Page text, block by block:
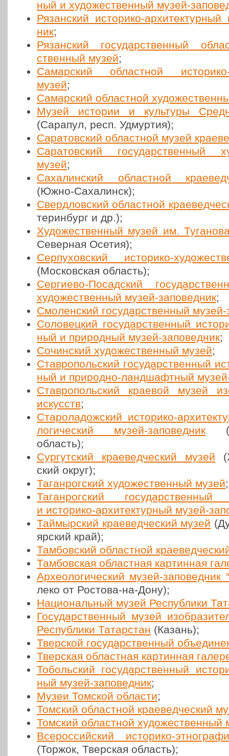
ный и худо­же­ствен­ный музей-
Рязан­ский исто­ри­ко-
ник;
Рязан­ский госу­дар­ствен­ный
ствен­ный музей;
Самар­ский област­ной исто­ри­ко-
музей;
Самар­ский област­ной
Музей истории и куль­ту­ры
(Сарапул, респ. Удмуртия);
Сара­тов­ский област­ной музей
Сара­тов­ский госу­дар­ствен­ный
музей;
Саха­лин­ский област­ной
(Южно-Саха­линск);
Сверд­лов­ский област­ной
те­рин­бург и др.);
Худо­же­ствен­ный музей им.
Север­ная Осетия);
Сер­пу­хов­ский исто­ри­ко-
(Мос­ков­ская область);
Сер­ги­е­во-Посад­ский
худо­же­ствен­ный музей-запо­вед­ник;
Смо­лен­ский госу­дар­ствен­ный музей-
Соло­вец­кий госу­дар­ствен­ный
ный и при­род­ный музей-запо­вед­ник;
Сочин­ский худо­же­ствен­ный музей;
Став­ро­поль­ский госу­дар­ствен­ный
ный и при­род­но-ланд­шафт­ный
Став­ро­поль­ский краевой музей
искусств;
Ста­ро­ла­дож­ский исто­ри­ко-
ло­ги­че­ский музей-запо­вед­ник
область);
Сур­гут­ский кра­е­вед­че­ский музей
ский округ);
Таган­рог­ский худо­же­ствен­ный музей;
Таган­рог­ский госу­дар­ствен­ный
и исто­ри­ко-архи­тек­тур­ный музей-
Тай­мыр­ский кра­е­вед­че­ский музей
яр­ский край);
Там­бов­ский област­ной
Там­бов­ская област­ная кар­тин­ная
Архео­ло­ги­че­ский музей-запо­вед­ник
ле­ко от Ростова-на-Дону);
Наци­о­наль­ный музей Рес­пуб­ли­ки
Госу­дар­ствен­ный музей
Рес­пуб­ли­ки Татар­стан (Казань);
Твер­ской госу­дар­ствен­ный
Твер­ская област­ная кар­тин­ная
Тоболь­ский госу­дар­ствен­ный
ный музей-запо­вед­ник;
Музеи Томской области;
Томский област­ной кра­е­вед­че­ский
Томский област­ной худо­же­ствен­ный
Все­рос­сий­ский исто­ри­ко-
(Торжок, Твер­ская область);